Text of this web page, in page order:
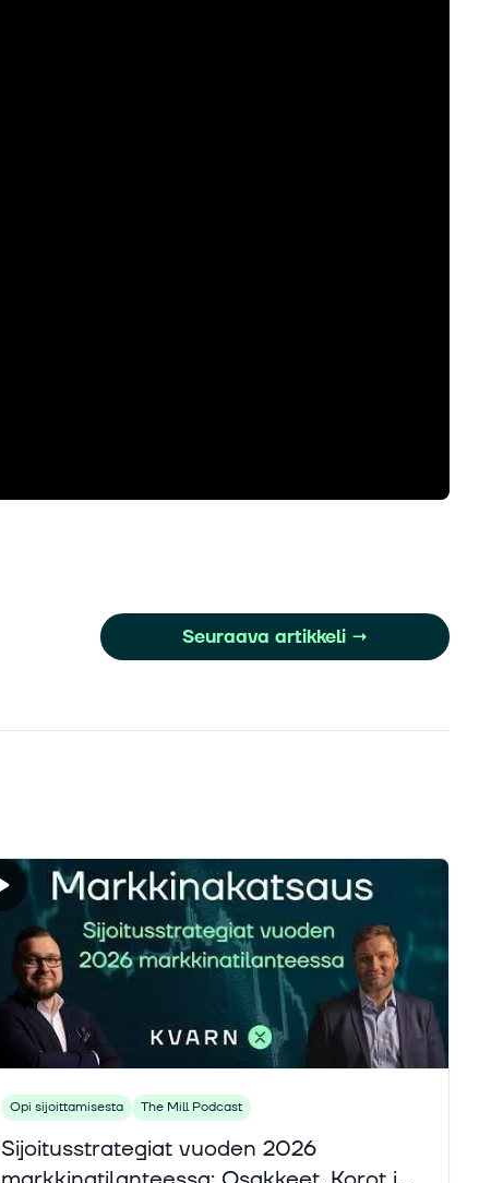
Seuraava artikkeli →
Opi sijoittamisesta The Mill Podcast
Sijoitusstrategiat vuoden 2026